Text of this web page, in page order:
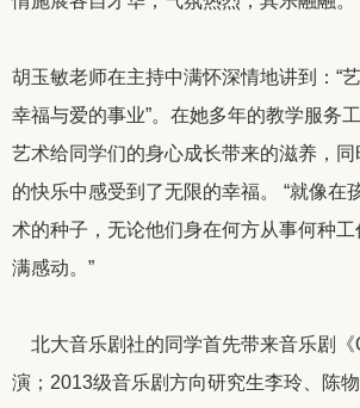
胡玉敏老师在主持中满怀深情地讲到：“
幸福与爱的事业”。在她多年的教学服务
艺术给同学们的身心成长带来的滋养，
的快乐中感受到了无限的幸福。
“就像在
术的种子，无论他们身在何方从事何种
满感动。”
北大音乐剧社的同学首先带来音乐剧《
演； 2013级音乐剧方向研究生李玲、陈